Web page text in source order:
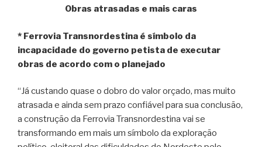
Obras atrasadas e mais caras
* Ferrovia Transnordestina é símbolo da
incapacidade do governo petista de executar
obras de acordo com o planejado
“Já custando quase o dobro do valor orçado, mas muito
atrasada e ainda sem prazo confiável para sua conclusão,
a construção da Ferrovia Transnordestina vai se
transformando em mais um símbolo da exploração